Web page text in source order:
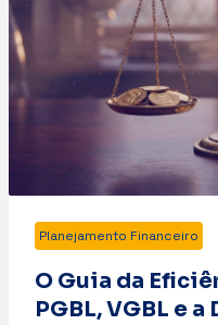
Planejamento Financeiro
O Guia da
PGBL, VGBL e